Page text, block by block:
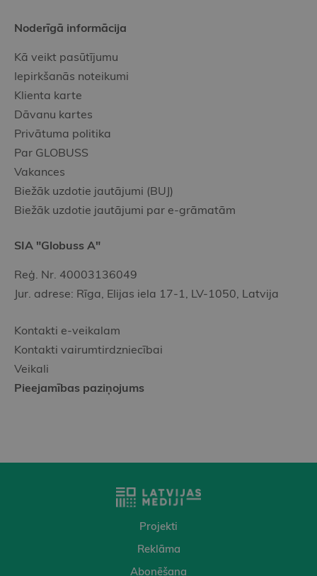
Noderīgā informācija
Kā veikt pasūtījumu
Iepirkšanās noteikumi
Klienta karte
Dāvanu kartes
Privātuma politika
Par GLOBUSS
Vakances
Biežāk uzdotie jautājumi (BUJ)
Biežāk uzdotie jautājumi par e-grāmatām
SIA "Globuss A"
Reģ. Nr. 40003136049
Jur. adrese: Rīga, Elijas iela 17-1, LV-1050, Latvija
Kontakti e-veikalam
Kontakti vairumtirdzniecībai
Veikali
Pieejamības paziņojums
Projekti
Reklāma
Abonēšana